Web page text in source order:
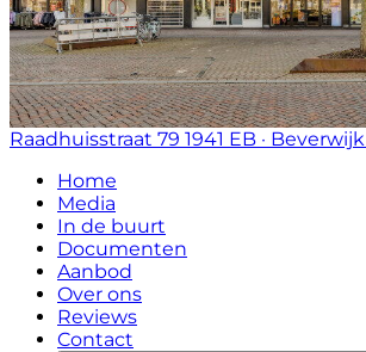
Raadhuisstraat 79 1941 EB · Beverwijk
Home
Media
In de buurt
Documenten
Aanbod
Over ons
Reviews
Contact